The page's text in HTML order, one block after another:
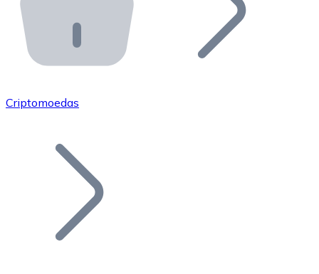
API Bitnovo
Integre nossa API no seu ecossistema.
Junte-se à nossa rede de revendedores e comercialize
Adicione o token do seu projeto ao nosso serviço de
Criptomoedas